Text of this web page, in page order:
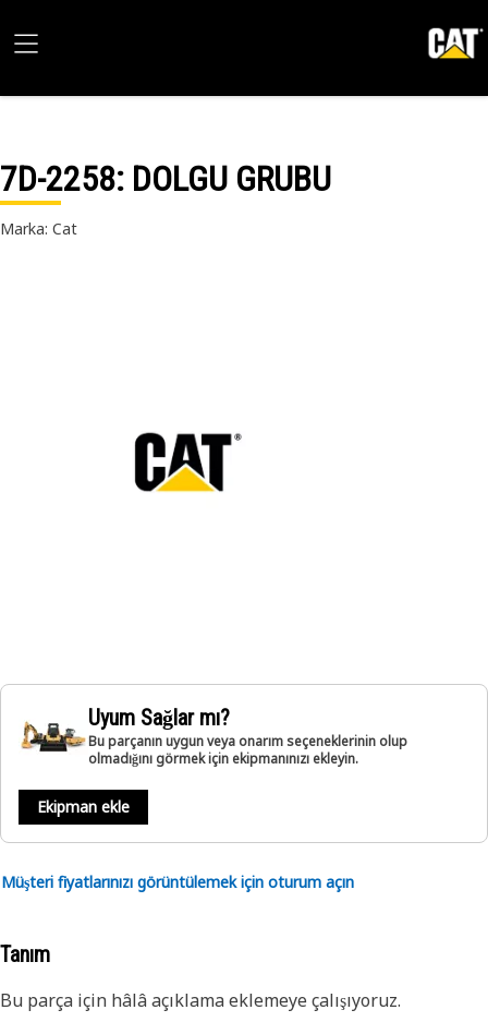
7D-2258: DOLGU GRUBU
Marka: Cat
Uyum Sağlar mı?
Bu parçanın uygun veya onarım seçeneklerinin olup
olmadığını görmek için ekipmanınızı ekleyin.
Ekipman ekle
Müşteri fiyatlarınızı görüntülemek için oturum açın
Tanım
Bu parça için hâlâ açıklama eklemeye çalışıyoruz.